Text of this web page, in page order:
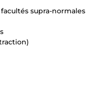
supra-normales